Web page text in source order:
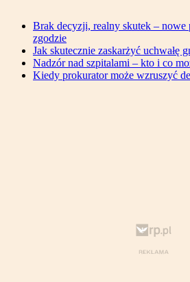
Brak decyzji, realny skutek – nowe
zgodzie
Jak skutecznie zaskarżyć uchwałę
Nadzór nad szpitalami – kto i co
Kiedy prokurator może wzruszyć